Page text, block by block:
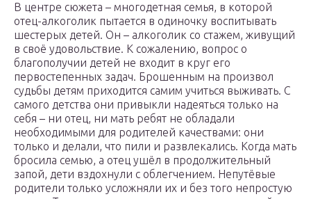
В центре сюжета – многодетная семья, в которой
отец-алкоголик пытается в одиночку воспитывать
шестерых детей. Он – алкоголик со стажем, живущий
в своё удовольствие. К сожалению, вопрос о
благополучии детей не входит в круг его
первостепенных задач. Брошенным на произвол
судьбы детям приходится самим учиться выживать. С
самого детства они привыкли надеяться только на
себя – ни отец, ни мать ребят не обладали
необходимыми для родителей качествами: они
только и делали, что пили и развлекались. Когда мать
бросила семью, а отец ушёл в продолжительный
запой, дети вздохнули с облегчением. Непутёвые
родители только усложняли их и без того непростую